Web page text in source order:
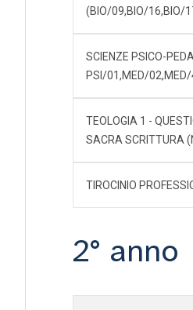
(BIO/09,BIO/16,BIO/
SCIENZE PSICO-
PSI/01,MED/
TEOLOGIA 1 -
SACRA SCRITTURA
TIROCINIO
2° anno